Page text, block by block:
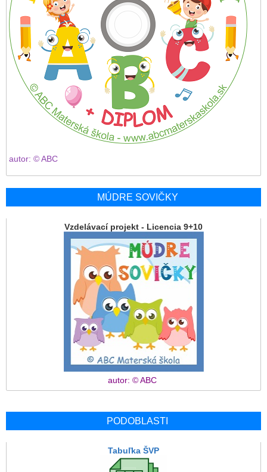
autor: © ABC
MÚDRE SOVIČKY
Vzdelávací projekt - Licencia 9+10
autor: © ABC
PODOBLASTI
Tabuľka ŠVP